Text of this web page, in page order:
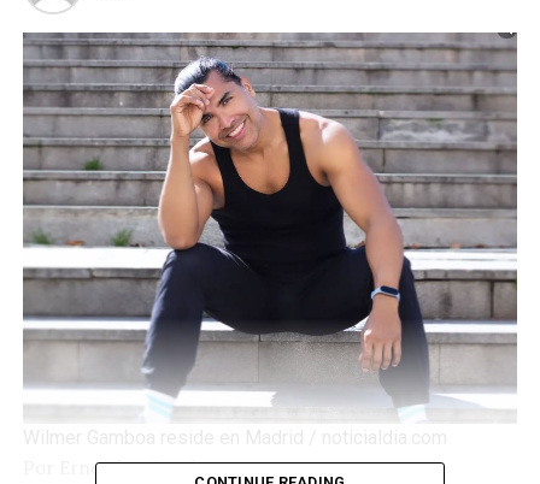
Wilmer Gamboa reside en Madrid / noticialdia.com
Por Ernestina García